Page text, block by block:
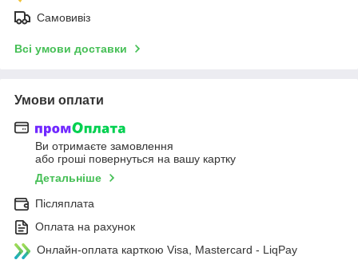
Самовивіз
Всі умови доставки
Умови оплати
Ви отримаєте замовлення
або гроші повернуться на вашу картку
Детальніше
Післяплата
Оплата на рахунок
Онлайн-оплата карткою Visa, Mastercard - LiqPay